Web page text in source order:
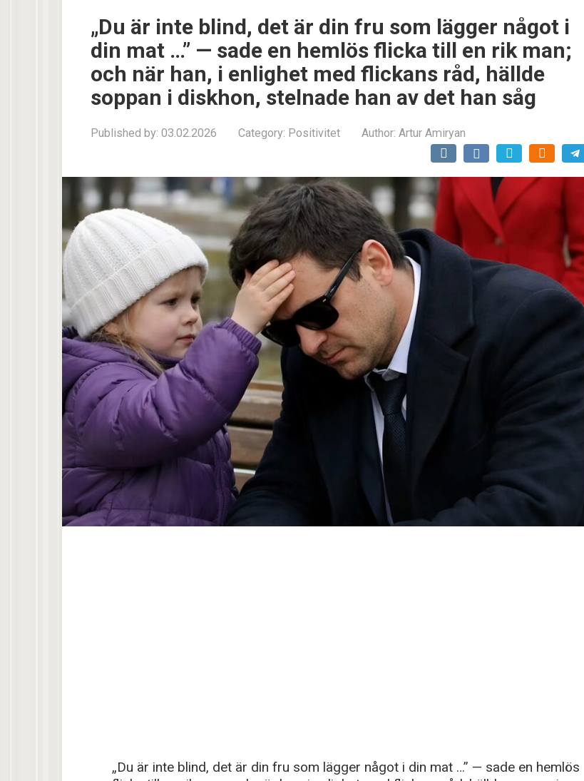
„Du är inte blind, det är din fru som lägger något i
din mat …” — sade en hemlös flicka till en rik man;
och när han, i enlighet med flickans råd, hällde
soppan i diskhon, stelnade han av det han såg
Published by: 03.02.2026 Category: Positivitet Author: Artur Amiryan
„Du är inte blind, det är din fru som lägger något i din mat …” — sade en hemlös